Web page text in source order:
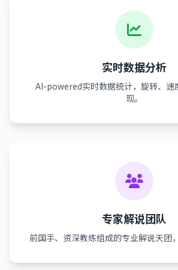
实时数据分析
AI-powered实时数据统计，旋转、速
现。
专家解说团队
前国手、资深教练组成的专业解说天团